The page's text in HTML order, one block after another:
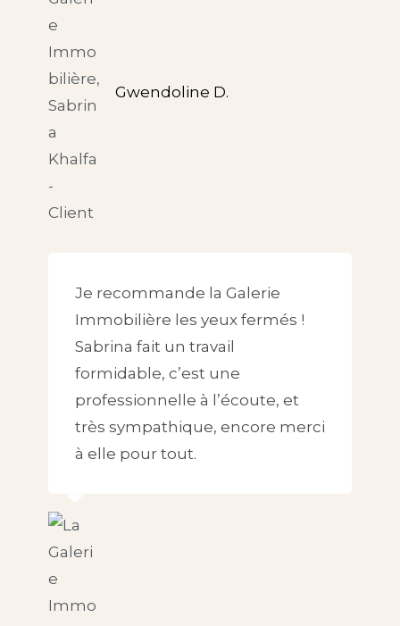
Gwendoline D.
Je recommande la Galerie
Immobilière les yeux fermés !
Sabrina fait un travail
formidable, c’est une
professionnelle à l’écoute, et
très sympathique, encore merci
à elle pour tout.